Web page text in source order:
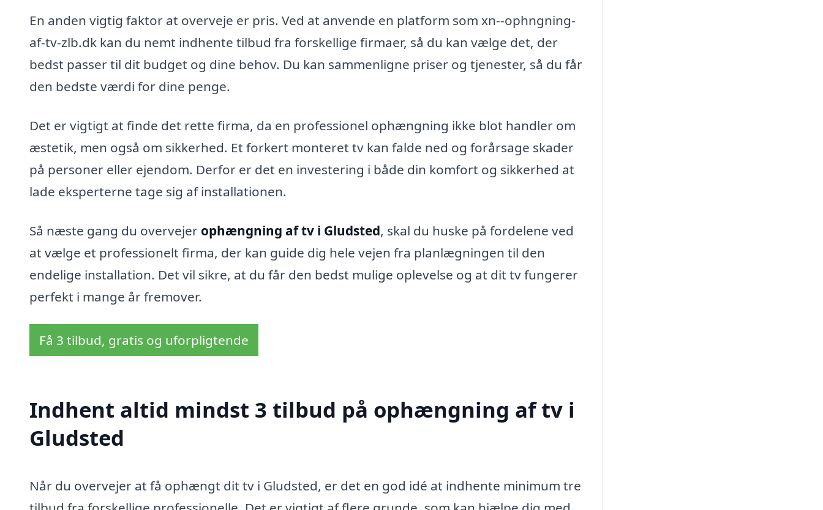
En anden vigtig faktor at overveje er pris. Ved at anvende en platform som xn--ophngning-
af-tv-zlb.dk kan du nemt indhente tilbud fra forskellige firmaer, så du kan vælge det, der
bedst passer til dit budget og dine behov. Du kan sammenligne priser og tjenester, så du får
den bedste værdi for dine penge.
Det er vigtigt at finde det rette firma, da en professionel ophængning ikke blot handler om
æstetik, men også om sikkerhed. Et forkert monteret tv kan falde ned og forårsage skader
på personer eller ejendom. Derfor er det en investering i både din komfort og sikkerhed at
lade eksperterne tage sig af installationen.
Så næste gang du overvejer ophængning af tv i Gludsted, skal du huske på fordelene ved
at vælge et professionelt firma, der kan guide dig hele vejen fra planlægningen til den
endelige installation. Det vil sikre, at du får den bedst mulige oplevelse og at dit tv fungerer
perfekt i mange år fremover.
Få 3 tilbud, gratis og uforpligtende
Indhent altid mindst 3 tilbud på ophængning af tv i
Gludsted
Når du overvejer at få ophængt dit tv i Gludsted, er det en god idé at indhente minimum tre